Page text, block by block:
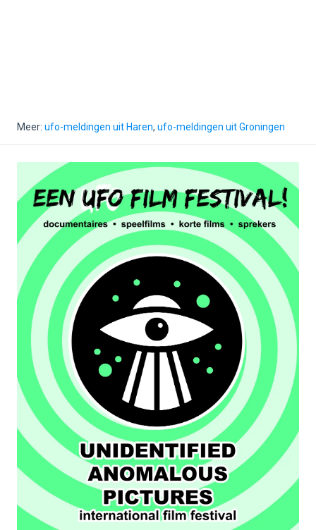
Meer: ufo-meldingen uit Haren, ufo-meldingen uit Groningen